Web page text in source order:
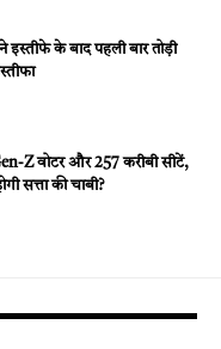
के बाद पहली बार तोड़ी
Z वोटर और 257 करीबी सीटें,
सत्ता की चाबी?